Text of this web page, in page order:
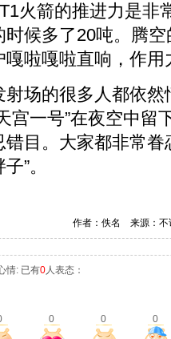
火箭的推进力是非
候多了20吨。腾
啦嘎啦直响，作用
场的很多人都依
宫一号”在夜空中留
目。大家都非常眷
”。
作者：佚名 来源：
情: 已有0人表态：
0 0 0